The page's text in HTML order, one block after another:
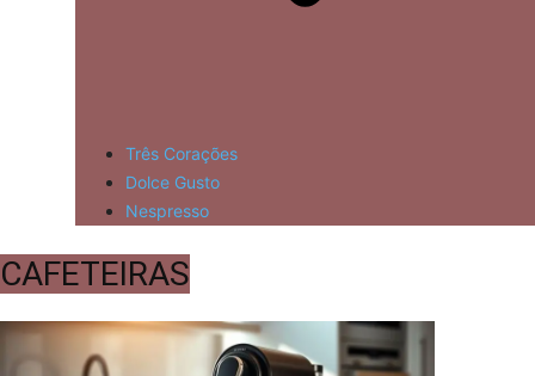
Três Corações
Dolce Gusto
Nespresso
CAFETEIRAS